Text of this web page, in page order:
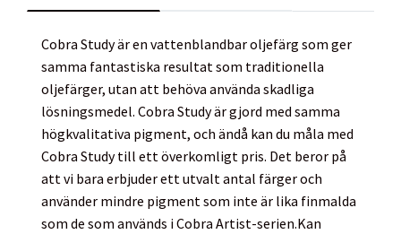
Cobra Study är en vattenblandbar oljefärg som ger
samma fantastiska resultat som traditionella
oljefärger, utan att behöva använda skadliga
lösningsmedel. Cobra Study är gjord med samma
högkvalitativa pigment, och ändå kan du måla med
Cobra Study till ett överkomligt pris. Det beror på
att vi bara erbjuder ett utvalt antal färger och
använder mindre pigment som inte är lika finmalda
som de som används i Cobra Artist-serien.Kan